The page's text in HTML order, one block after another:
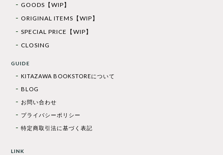
GOODS【WIP】
ORIGINAL ITEMS【WIP】
SPECIAL PRICE【WIP】
CLOSING
GUIDE
KITAZAWA BOOKSTOREについて
BLOG
お問い合わせ
プライバシーポリシー
特定商取引法に基づく表記
LINK